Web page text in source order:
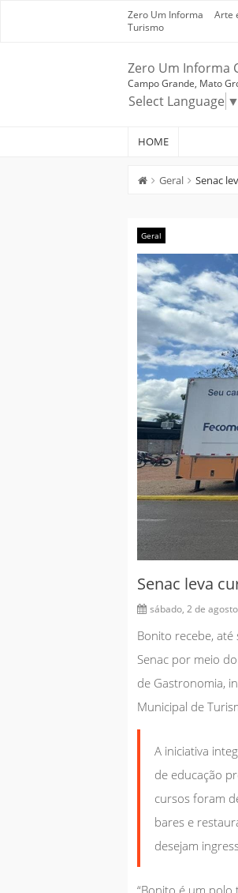
Zero Um Informa Arte
Turismo
Zero Um Informa
Campo Grande, Mato
Select Language ▼
HOME
Geral Senac
Geral
Senac leva
sábado, 2 de
Bonito recebe,
Senac por meio
de Gastronomia,
Municipal de
A iniciativa
de educação
cursos foram
bares e
desejam
“Bonito é um